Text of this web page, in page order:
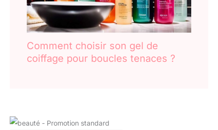
Comment choisir son gel de
coiffage pour boucles tenaces ?